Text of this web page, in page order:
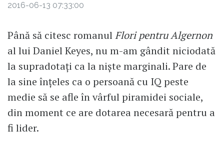
2016-06-13 07:33:00
Până să citesc romanulFlori pentru Algernon
al lui Daniel Keyes, nu m-am gândit niciodată
la supradotați ca la niște marginali. Pare de
la sine înțeles ca o persoană cu IQ peste
medie să se afle în vârful piramidei sociale,
din moment ce are dotarea necesară pentru a
fi lider.